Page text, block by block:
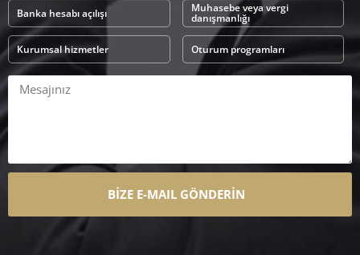
Banka hesabı açılışı Muhasebe veya vergi
danışmanlığı
Kurumsal hizmetler Oturum programları
BİZE E-MAIL GÖNDERİN